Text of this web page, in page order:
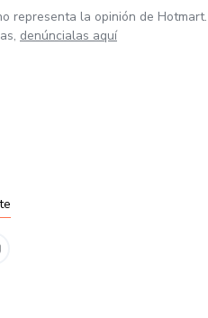
representa la opinión de Hotmart.
denúncialas aquí